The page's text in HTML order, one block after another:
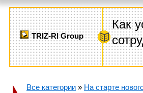
TRIZ-RI Group
Как
Все категории » На старте